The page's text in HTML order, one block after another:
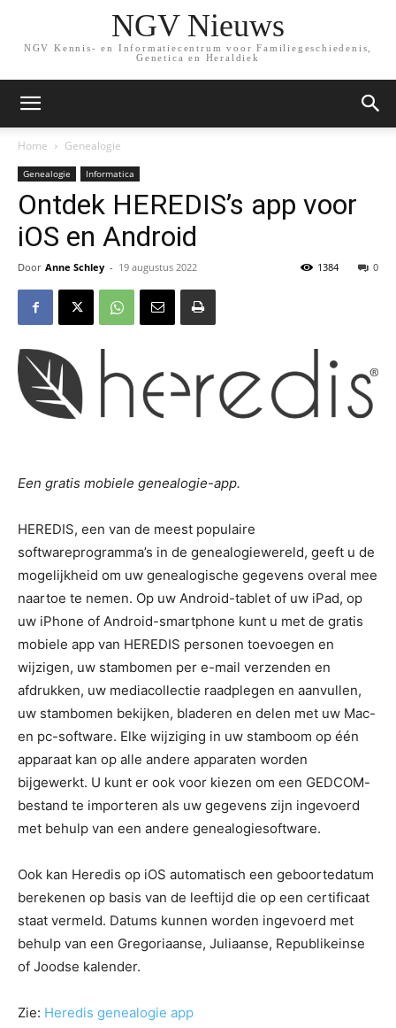
NGV Nieuws
NGV Kennis- en Informatiecentrum voor Familiegeschiedenis,
Genetica en Heraldiek
Home Genealogie
Genealogie Informatica
Ontdek HEREDIS’s app voor
iOS en Android
Door Anne Schley - 19 augustus 2022 0
1384
Een gratis mobiele genealogie-app.
HEREDIS, een van de meest populaire
softwareprogramma’s in de genealogiewereld, geeft u de
mogelijkheid om uw genealogische gegevens overal mee
naartoe te nemen. Op uw Android-tablet of uw iPad, op
uw iPhone of Android-smartphone kunt u met de gratis
mobiele app van HEREDIS personen toevoegen en
wijzigen, uw stambomen per e-mail verzenden en
afdrukken, uw mediacollectie raadplegen en aanvullen,
uw stambomen bekijken, bladeren en delen met uw Mac-
en pc-software. Elke wijziging in uw stamboom op één
apparaat kan op alle andere apparaten worden
bijgewerkt. U kunt er ook voor kiezen om een GEDCOM-
bestand te importeren als uw gegevens zijn ingevoerd
met behulp van een andere genealogiesoftware.
Ook kan Heredis op iOS automatisch een geboortedatum
berekenen op basis van de leeftijd die op een certificaat
staat vermeld. Datums kunnen worden ingevoerd met
behulp van een Gregoriaanse, Juliaanse, Republikeinse
of Joodse kalender.
Zie: Heredis genealogie app